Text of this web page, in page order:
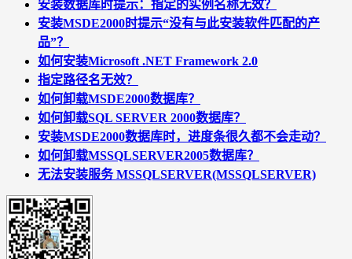
安装数据库时提示：指定的实例名称无效？
安装MSDE2000时提示“没有与此安装软件匹配的产
品”？
如何安装Microsoft .NET Framework 2.0
指定路径名无效？
如何卸载MSDE2000数据库？
如何卸载SQL SERVER 2000数据库？
安装MSDE2000数据库时，进度条很久都不会走动？
如何卸载MSSQLSERVER2005数据库？
无法安装服务 MSSQLSERVER(MSSQLSERVER)